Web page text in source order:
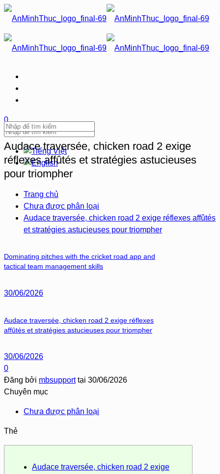
0
Audace traversée, chicken road 2 exige
réflexes affûtés et stratégies astucieuses
pour triompher
Trang chủ
Chưa được phân loại
Audace traversée, chicken road 2 exige réflexes affûtés
et stratégies astucieuses pour triompher
Dominating pitches with the cricket road app and
tactical team management skills
30/06/2026
Audace traversée, chicken road 2 exige réflexes
affûtés et stratégies astucieuses pour triompher
30/06/2026
0
Đăng bởi mbsupport tại 30/06/2026
Chuyên mục
Chưa được phân loại
Thẻ
Audace traversée, chicken road 2 exige